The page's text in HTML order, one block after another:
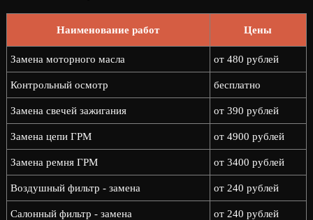
Наименование работ Цены
Замена моторного масла от 480 рублей
Контрольный осмотр бесплатно
Замена свечей зажигания от 390 рублей
Замена цепи ГРМ от 4900 рублей
Замена ремня ГРМ от 3400 рублей
Воздушный фильтр - замена от 240 рублей
Салонный фильтр - замена от 240 рублей